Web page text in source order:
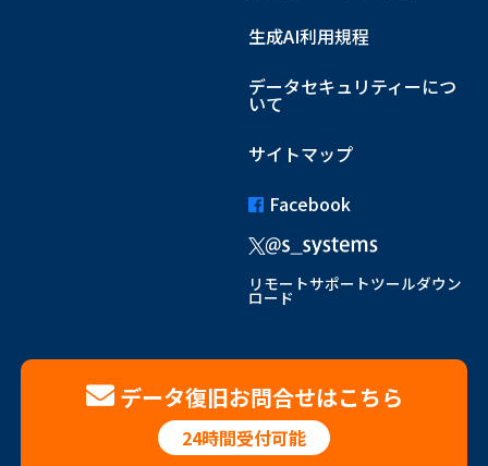
生成AI利用規程
データセキュリティーにつ
いて
サイトマップ
Facebook
リモートサポートツールダウン
ロード
データ復旧お問合せはこちら
24時間受付可能